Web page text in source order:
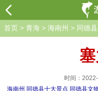
首页 > 青海 > 海南州 > 同德
时间：
海南州 同德县十大景点 同德县文